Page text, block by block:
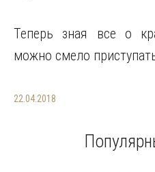
Теперь зная все о
можно смело
22.04.2018